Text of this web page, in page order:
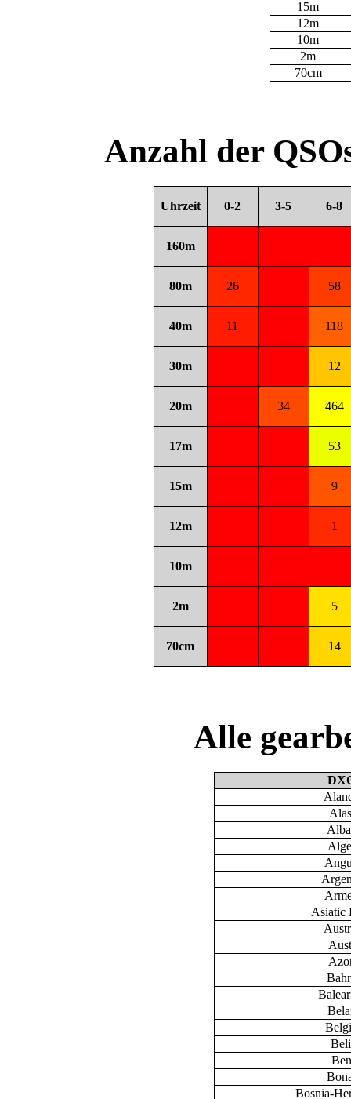
15m
12m
10m
2m
70cm
Anzahl der
Uhrzeit 0-2 3-5 6-8
160m
80m 26 58
40m 11 118
30m 12
20m 34 464
17m 53
15m 9
12m 1
10m
2m 5
70cm 14
Alle
Asiatic
Bosnia-